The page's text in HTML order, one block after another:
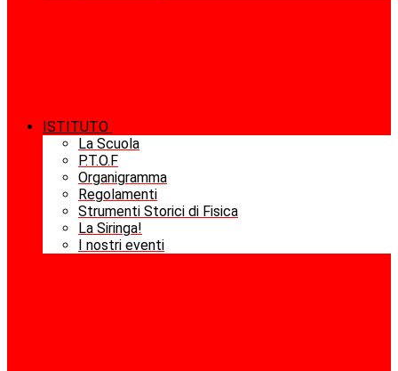
ISTITUTO
La Scuola
P.T.O.F
Organigramma
Regolamenti
Strumenti Storici di Fisica
La Siringa!
I nostri eventi